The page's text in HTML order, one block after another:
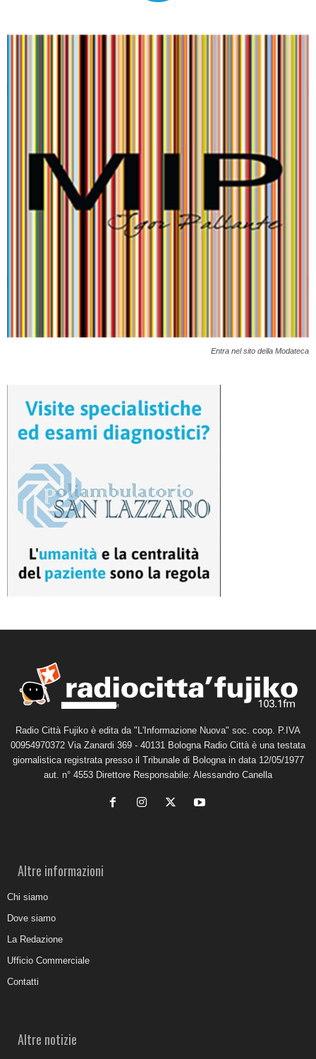
Entra nel sito della Modateca
Radio Città Fujiko è edita da "L'Informazione Nuova" soc. coop. P.IVA
00954970372 Via Zanardi 369 - 40131 Bologna Radio Città è una testata
giornalistica registrata presso il Tribunale di Bologna in data 12/05/1977
aut. n° 4553 Direttore Responsabile: Alessandro Canella
Altre informazioni
Chi siamo
Dove siamo
La Redazione
Ufficio Commerciale
Contatti
Altre notizie